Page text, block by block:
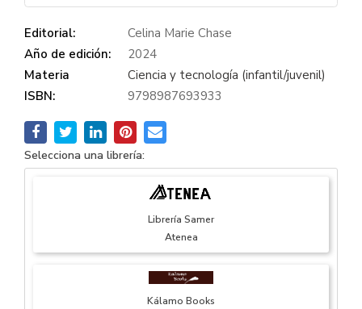
Editorial:
Celina Marie Chase
Año de edición:
2024
Materia
Ciencia y tecnología (infantil/juvenil)
ISBN:
9798987693933
Selecciona una librería:
Librería Samer
Atenea
Kálamo Books